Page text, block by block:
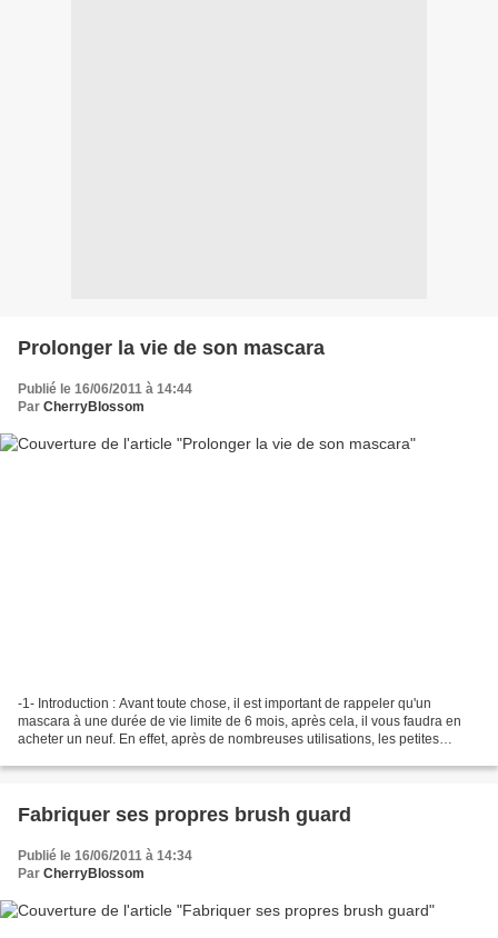
Prolonger la vie de son mascara
Publié le 16/06/2011 à 14:44
Par CherryBlossom
-1- Introduction : Avant toute chose, il est important de rappeler qu'un
mascara à une durée de vie limite de 6 mois, après cela, il vous faudra en
acheter un neuf. En effet, après de nombreuses utilisations, les petites
Fabriquer ses propres brush guard
Publié le 16/06/2011 à 14:34
Par CherryBlossom